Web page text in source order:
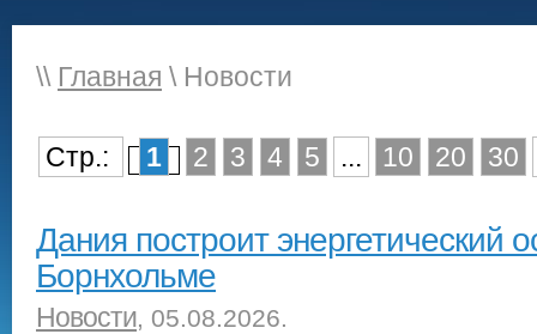
\\ Главная \ Новости
Стр.: 1 2 3 4 5 ... 10 20 30
Дания построит энергетический
Борнхольме
Новости, 05.08.2026.